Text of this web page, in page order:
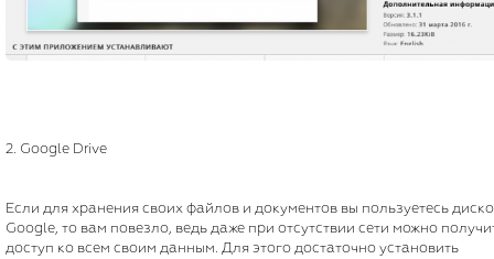
2. Google Drive
Если для хранения своих файлов и документов вы пользуетесь
Google, то вам повезло, ведь даже при отсутствии сети можно
доступ ко всем своим данным. Для этого достаточно установить